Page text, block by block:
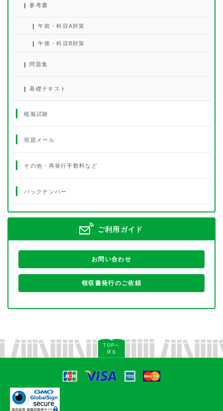
参考書
午前・科目A対策
午後・科目B対策
問題集
基礎テキスト
模擬試験
宿題メール
その他・再発行手数料など
バックナンバー
ご利用ガイド
お問い合わせ
領収書発行のご依頼
TOPへ
戻る